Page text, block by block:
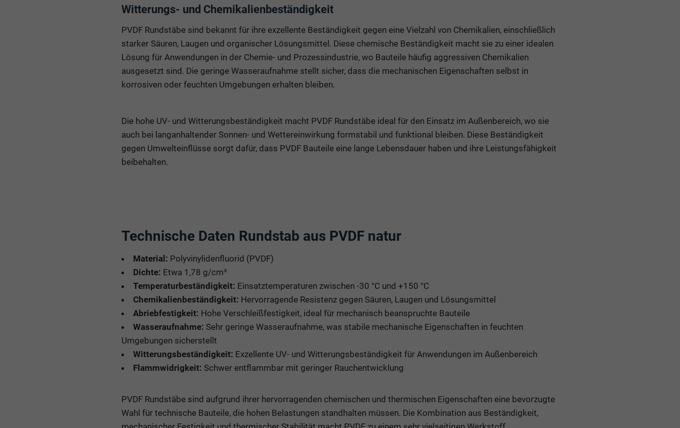
Witterungs- und Chemikalienbeständigkeit
PVDF Rundstäbe sind bekannt für ihre exzellente Beständigkeit gegen eine Vielzahl von Chemikalien, einschließlich
starker Säuren, Laugen und organischer Lösungsmittel. Diese chemische Beständigkeit macht sie zu einer idealen
Lösung für Anwendungen in der Chemie- und Prozessindustrie, wo Bauteile häufig aggressiven Chemikalien
ausgesetzt sind. Die geringe Wasseraufnahme stellt sicher, dass die mechanischen Eigenschaften selbst in
korrosiven oder feuchten Umgebungen erhalten bleiben.
Die hohe UV- und Witterungsbeständigkeit macht PVDF Rundstäbe ideal für den Einsatz im Außenbereich, wo sie
auch bei langanhaltender Sonnen- und Wettereinwirkung formstabil und funktional bleiben. Diese Beständigkeit
gegen Umwelteinflüsse sorgt dafür, dass PVDF Bauteile eine lange Lebensdauer haben und ihre Leistungsfähigkeit
beibehalten.
Technische Daten Rundstab aus PVDF natur
Material: Polyvinylidenfluorid (PVDF)
Dichte: Etwa 1,78 g/cm³
Temperaturbeständigkeit: Einsatztemperaturen zwischen -30 °C und +150 °C
Chemikalienbeständigkeit: Hervorragende Resistenz gegen Säuren, Laugen und Lösungsmittel
Abriebfestigkeit: Hohe Verschleißfestigkeit, ideal für mechanisch beanspruchte Bauteile
Wasseraufnahme: Sehr geringe Wasseraufnahme, was stabile mechanische Eigenschaften in feuchten
Umgebungen sicherstellt
Witterungsbeständigkeit: Exzellente UV- und Witterungsbeständigkeit für Anwendungen im Außenbereich
Flammwidrigkeit: Schwer entflammbar mit geringer Rauchentwicklung
PVDF Rundstäbe sind aufgrund ihrer hervorragenden chemischen und thermischen Eigenschaften eine bevorzugte
Wahl für technische Bauteile, die hohen Belastungen standhalten müssen. Die Kombination aus Beständigkeit,